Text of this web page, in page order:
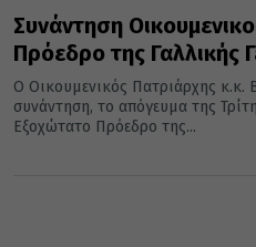
Συνάντηση
Πρόεδρο της Γαλλικής
Ο Οικουμενικός Πατριάρχης κ.κ.
συνάντηση, το απόγευμα της
Εξοχώτατο Πρόεδρο της...